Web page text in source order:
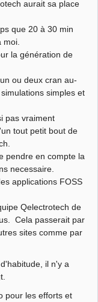
aurait sa place
que 20 à 30 min
la génération de
ou deux cran au-
simples et
pas vraiment
tout petit bout de
pendre en compte la
necessaire.
applications FOSS
Qelectrotech de
Cela passerait par
sites comme par
il n'y a
pour les efforts et